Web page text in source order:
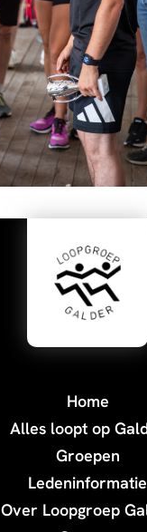
Home
Alles loopt op
Groepen
Ledeninformatie
Over Loopgroep